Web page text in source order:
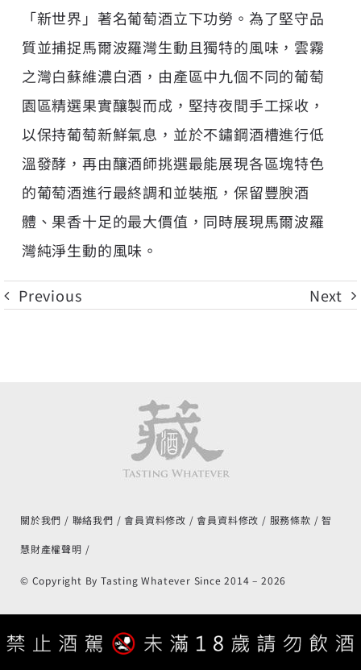
「新世界」著名葡萄酒立下功勞。為了堅守品
質並捕捉馬爾波羅灣生動且獨特的風味，雲霧
之灣白蘇維濃白酒，由產區中九個不同的葡萄
園區精選果實釀製而成，堅持夜間手工採收，
以保持葡萄新鮮氣息，並於不鏽鋼酒槽進行低
溫發酵，再由釀酒師挑選最能展現各區塊特色
的葡萄酒進行最終調和並裝瓶，保留豐腴酒
體、果香十足的最大價值，同時展現馬爾波羅
灣純淨生動的風味。
Previous Next
關於我們 聯絡我們 會員資料修改 會員資料修改 服務條款 智
慧財產權聲明
© Copyright By Tasting Whatever Since 2014 – 2026